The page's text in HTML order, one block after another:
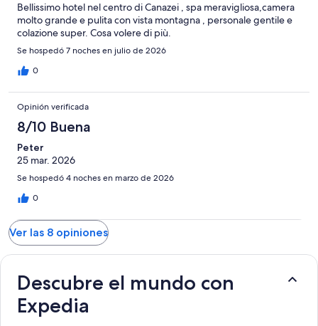
Bellissimo hotel nel centro di Canazei , spa meravigliosa,camera
molto grande e pulita con vista montagna , personale gentile e
colazione super. Cosa volere di più.
Se hospedó 7 noches en julio de 2026
0
Opinión verificada
8/10 Buena
Peter
25 mar. 2026
Se hospedó 4 noches en marzo de 2026
0
Ver las 8 opiniones
Descubre el mundo con
Expedia